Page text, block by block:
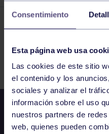
Consentimiento
Esta página web usa
Las cookies de este sitio
el contenido y los
sociales y analizar el
información sobre el uso
nuestros partners de
web, quienes pueden
El grupo en
Comparte